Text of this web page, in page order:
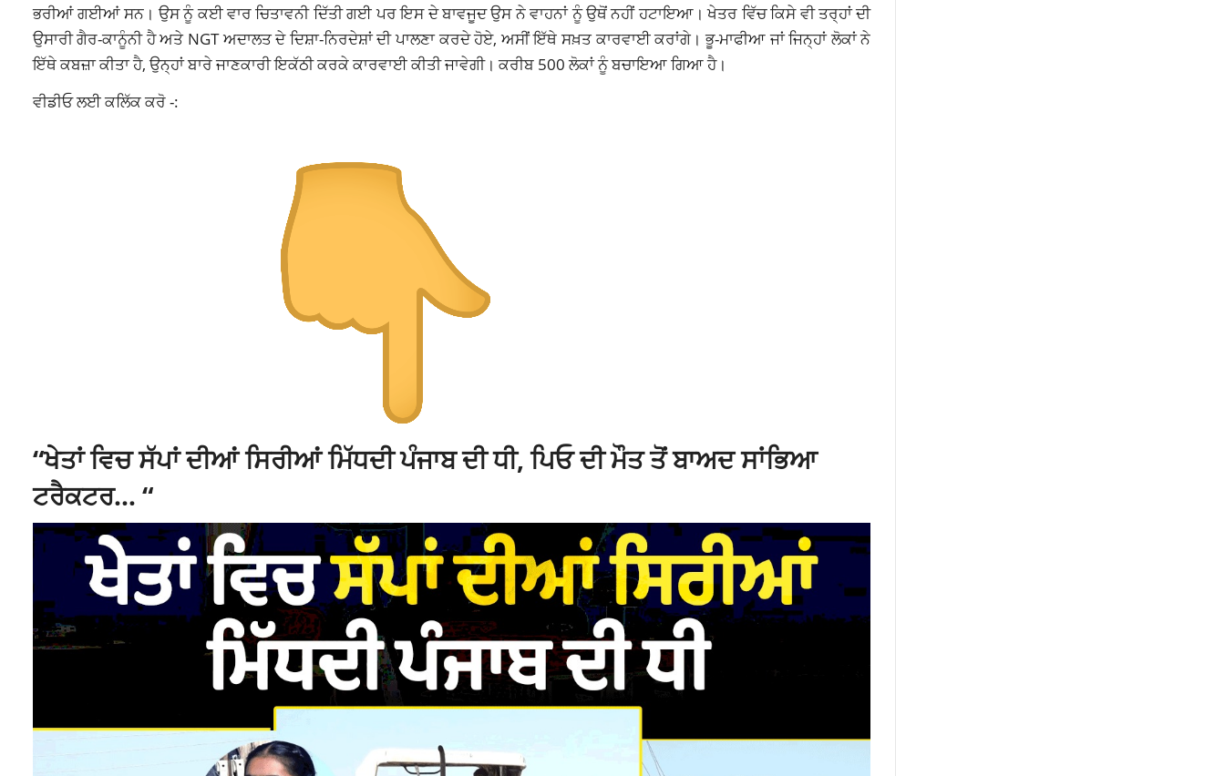
ਭਰੀਆਂ ਗਈਆਂ ਸਨ। ਉਸ ਨੂੰ ਕਈ ਵਾਰ ਚਿਤਾਵਨੀ ਦਿੱਤੀ ਗਈ ਪਰ ਇਸ ਦੇ ਬਾਵਜੂਦ ਉਸ ਨੇ ਵਾਹਨਾਂ ਨੂੰ ਉਥੋਂ ਨਹੀਂ ਹਟਾਇਆ। ਖੇਤਰ ਵਿੱਚ ਕਿਸੇ ਵੀ ਤਰ੍ਹਾਂ ਦੀ
ਉਸਾਰੀ ਗੈਰ-ਕਾਨੂੰਨੀ ਹੈ ਅਤੇ NGT ਅਦਾਲਤ ਦੇ ਦਿਸ਼ਾ-ਨਿਰਦੇਸ਼ਾਂ ਦੀ ਪਾਲਣਾ ਕਰਦੇ ਹੋਏ, ਅਸੀਂ ਇੱਥੇ ਸਖ਼ਤ ਕਾਰਵਾਈ ਕਰਾਂਗੇ। ਭੂ-ਮਾਫੀਆ ਜਾਂ ਜਿਨ੍ਹਾਂ ਲੋਕਾਂ ਨੇ
ਇੱਥੇ ਕਬਜ਼ਾ ਕੀਤਾ ਹੈ, ਉਨ੍ਹਾਂ ਬਾਰੇ ਜਾਣਕਾਰੀ ਇਕੱਠੀ ਕਰਕੇ ਕਾਰਵਾਈ ਕੀਤੀ ਜਾਵੇਗੀ। ਕਰੀਬ 500 ਲੋਕਾਂ ਨੂੰ ਬਚਾਇਆ ਗਿਆ ਹੈ।
ਵੀਡੀਓ ਲਈ ਕਲਿੱਕ ਕਰੋ -:
“ਖੇਤਾਂ ਵਿਚ ਸੱਪਾਂ ਦੀਆਂ ਸਿਰੀਆਂ ਮਿੱਧਦੀ ਪੰਜਾਬ ਦੀ ਧੀ, ਪਿਓ ਦੀ ਮੌਤ ਤੋਂ ਬਾਅਦ ਸਾਂਭਿਆ
ਟਰੈਕਟਰ… “